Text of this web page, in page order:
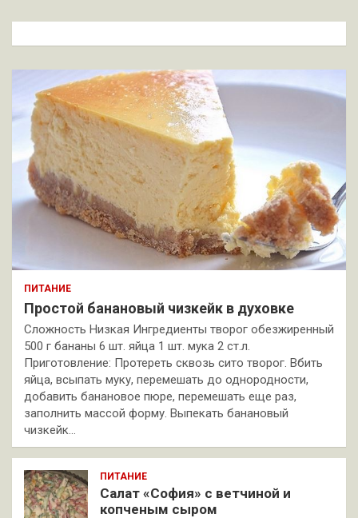
к
ПИТАНИЕ
Простой банановый чизкейк в духовке
Сложность Низкая Ингредиенты творог обезжиренный
500 г бананы 6 шт. яйца 1 шт. мука 2 ст.л.
Приготовление: Протереть сквозь сито творог. Вбить
яйца, всыпать муку, перемешать до однородности,
добавить банановое пюре, перемешать еще раз,
заполнить массой форму. Выпекать банановый
чизкейк…
ПИТАНИЕ
Салат «София» с ветчиной и
копченым сыром